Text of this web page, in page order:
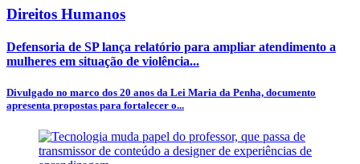
Direitos Humanos
Defensoria de SP lança relatório para ampliar atendimento a
mulheres em situação de violência...
Divulgado no marco dos 20 anos da Lei Maria da Penha, documento
apresenta propostas para fortalecer o...